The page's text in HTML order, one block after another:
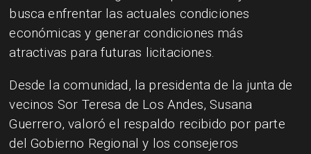
busca enfrentar las actuales condiciones
económicas y generar condiciones más
atractivas para futuras licitaciones.
Desde la comunidad, la presidenta de la junta de
vecinos Sor Teresa de Los Andes, Susana
Guerrero, valoró el respaldo recibido por parte
del Gobierno Regional y los consejeros